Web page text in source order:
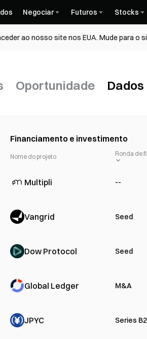
Negociar Futuros Stocks
ao nosso site nos EUA. Mude para
Oportunidade
Financiamento e investimento
Nome do projeto Ronda de
Multipli --
Vangrid Seed
Dow Protocol Seed
Global Ledger M&A
JPYC Series B2